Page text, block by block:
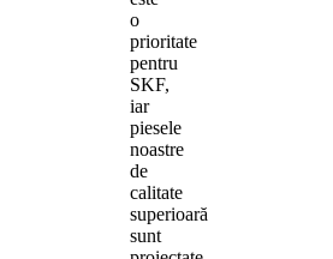
o
prioritate
pentru
SKF,
iar
piesele
noastre
de
calitate
superioară
sunt